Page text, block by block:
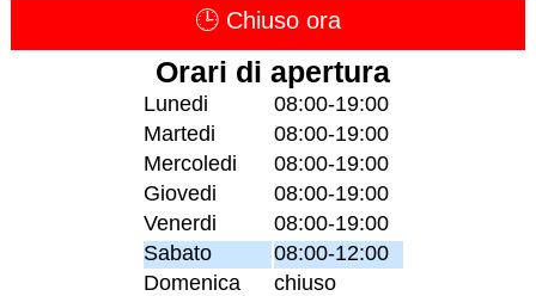
🕒 Chiuso ora
Orari di apertura
Lunedi
08:00-19:00
Martedi
08:00-19:00
Mercoledi
08:00-19:00
Giovedi
08:00-19:00
Venerdi
08:00-19:00
Sabato
08:00-12:00
Domenica
chiuso